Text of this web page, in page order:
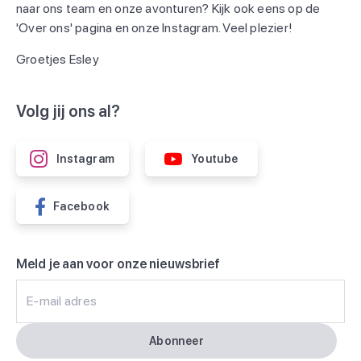
naar ons team en onze avonturen? Kijk ook eens op de
'Over ons' pagina en onze Instagram. Veel plezier!
Groetjes Esley
Volg jij ons al?
Instagram Youtube
Facebook
Meld je aan voor onze nieuwsbrief
E-mail adres
Abonneer